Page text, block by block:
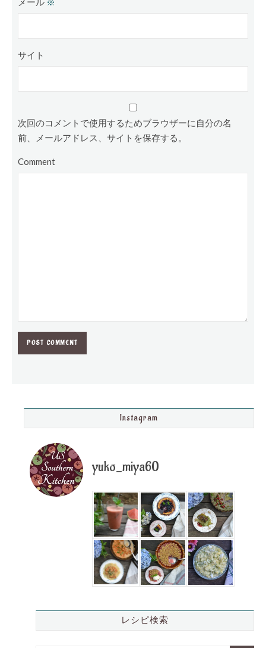
サイト
次回のコメントで使用するためブラウザーに自分の名
前、メールアドレス、サイトを保存する。
Comment
Instagram
yuko_miya60
レシピ検索